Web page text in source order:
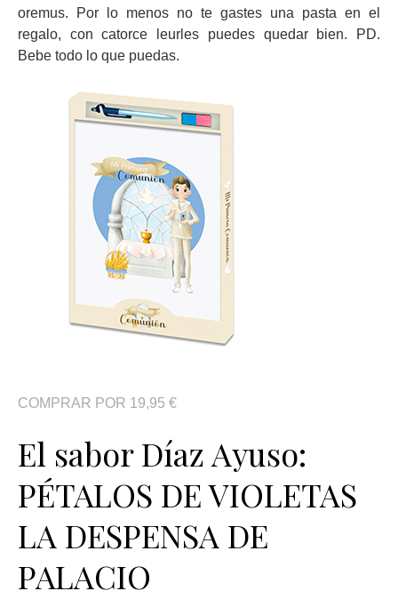
oremus. Por lo menos no te gastes una pasta en el
regalo, con catorce leurles puedes quedar bien. PD.
Bebe todo lo que puedas.
COMPRAR POR 19,95 €
El sabor Díaz Ayuso:
PÉTALOS DE VIOLETAS
LA DESPENSA DE
PALACIO